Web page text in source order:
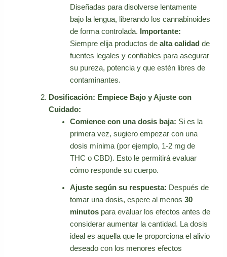
Diseñadas para disolverse lentamente
bajo la lengua, liberando los cannabinoides
de forma controlada.
Importante:
Siempre elija productos dealta calidad de
fuentes legales y confiables para asegurar
su pureza, potencia y que estén libres de
contaminantes.
Dosificación: Empiece Bajo y Ajuste con
Cuidado:
Comience con una dosis baja: Si es la
primera vez, sugiero empezar con una
dosis mínima (por ejemplo, 1-2 mg de
THC o CBD). Esto le permitirá evaluar
cómo responde su cuerpo.
Ajuste según su respuesta: Después de
tomar una dosis, espere al menos30
minutos para evaluar los efectos antes de
considerar aumentar la cantidad. La dosis
ideal es aquella que le proporciona el alivio
deseado con los menores efectos